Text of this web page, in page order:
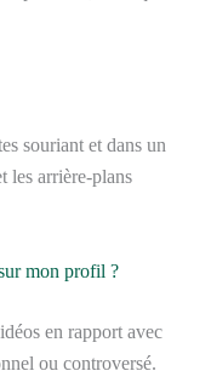
souriant et dans un
les arrière-plans
mon profil ?
en rapport avec
ou controversé.